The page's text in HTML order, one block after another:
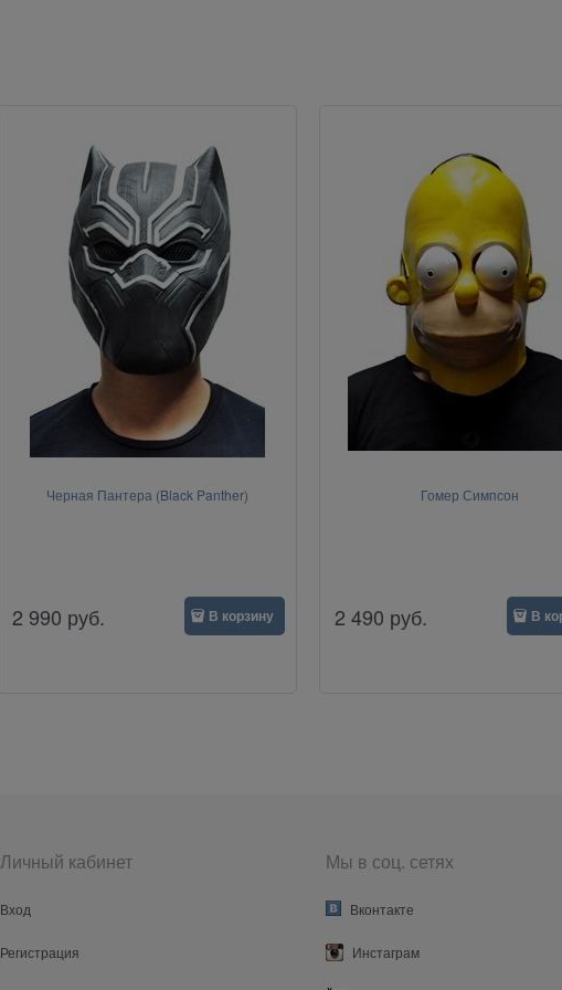
Черная Пантера (Black Panther)
2 990 руб. В корзину
Гомер Симпсон
2 490 руб. В
Личный кабинет
Вход
Регистрация
Мы в соц. сетях
Вконтакте
Инстаграм